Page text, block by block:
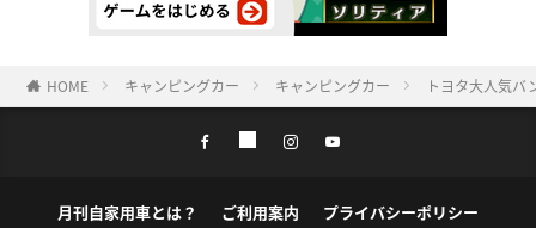
HOME キャンピングカー キャンピングカー トヨタ大人気
月刊自家用車とは？ ご利用案内
プライバシーポリシー